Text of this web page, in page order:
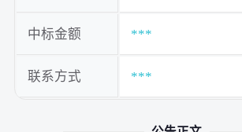
中标金额 ***
联系方式 ***